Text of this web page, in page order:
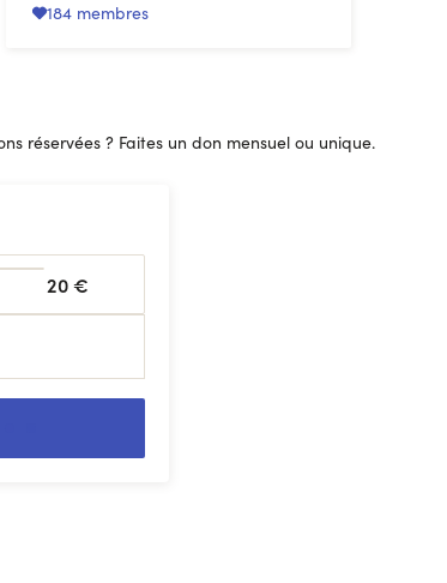
184 membres
réservées ? Faites un don mensuel ou unique.
20 €